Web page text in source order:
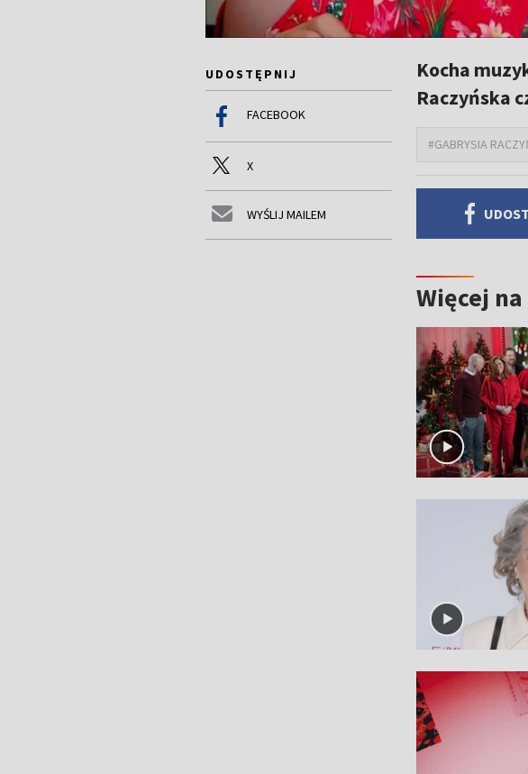
UDOSTĘPNIJ
FACEBOOK
X
WYŚLIJ MAILEM
Kocha
Raczyńska
#GABRYSIA
Więcej